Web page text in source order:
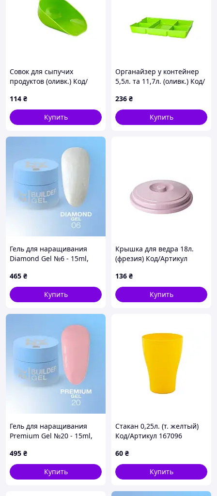
Совок для сыпучих
продуктов (оливк.) Код/
114 ₴
Купить
Органайзер у контейнер
5,5л. та 11,7л. (оливк.) Код/
236 ₴
Купить
Гель для наращивания
Diamond Gel №6 - 15ml,
465 ₴
Купить
Крышка для ведра 18л.
(фрезия) Код/Артикул
136 ₴
Купить
Гель для наращивания
Premium Gel №20 - 15ml,
495 ₴
Купить
Стакан 0,25л. (т. желтый)
Код/Артикул 167096
60 ₴
Купить